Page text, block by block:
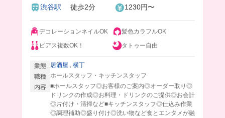
渋谷駅 徒歩2分 1230円〜
デコレーションネイルOK
髪色カラフルOK
ピアス複数OK！
タトゥー自由
業態 居酒屋 , 横丁
職種 ホールスタッフ・キッチンスタッフ
内容 ■ホールスタッフ◎お客様のご案内◎オーダー取り◎
ドリンクの作成◎お料理・ドリンクのご提供◎お会計
◎片付け・清掃など■キッチンスタッフ◎仕込み作業
◎調理補助◎盛り付け◎洗い物など食とエンタメが融